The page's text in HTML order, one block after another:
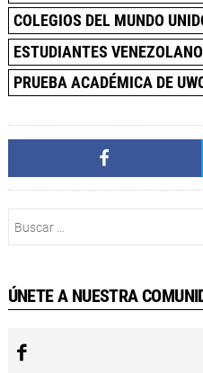
COLEGIOS DEL MUNDO
ESTUDIANTES
PRUEBA ACADÉMICA DE
ÚNETE A NUESTRA